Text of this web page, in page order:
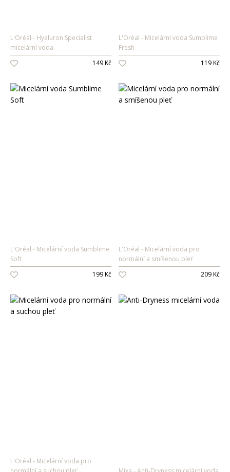
L'Oréal
Hyaluron Specialist
micelární voda
149 Kč
L'Oréal
Micelární voda Sumblime
Fresh
119 Kč
L'Oréal
Micelární voda Sumblime
Soft
199 Kč
L'Oréal
Micelární voda pro
normální a smíšenou pleť
209 Kč
L'Oréal
Micelární voda pro